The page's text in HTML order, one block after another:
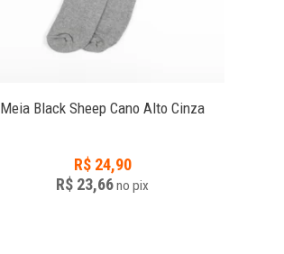
Meia Black Sheep Cano Alto Cinza
R$ 24,90
R$ 23,66no pix